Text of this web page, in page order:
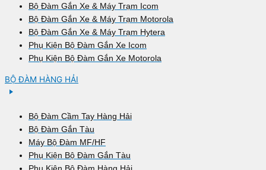
Bộ Đàm Gắn Xe & Máy Trạm Icom
Bộ Đàm Gắn Xe & Máy Trạm Motorola
Bộ Đàm Gắn Xe & Máy Trạm Hytera
Phụ Kiện Bộ Đàm Gắn Xe Icom
Phụ Kiện Bộ Đàm Gắn Xe Motorola
BỘ ĐÀM HÀNG HẢI
Bộ Đàm Cầm Tay Hàng Hải
Bộ Đàm Gắn Tàu
Máy Bộ Đàm MF/HF
Phụ Kiện Bộ Đàm Gắn Tàu
Phụ Kiện Bộ Đàm Hàng Hải